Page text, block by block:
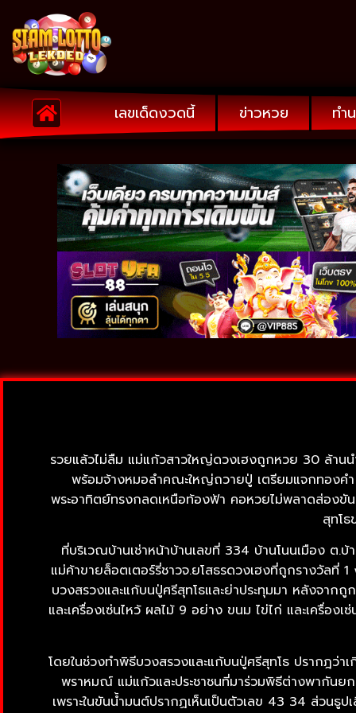
เลขเด็ดงวดนี้ ข่าวหวย ทำ
รวยแล้วไม่ลืม แม่แก้วสาวใหญ่ดวงเฮงถูกหวย 30 ล้าน
พร้อมจ้างหมอลำคณะใหญ่ถวายปู่ เตรียมแจกทองคำ
พระอาทิตย์ทรงกลดเหนือท้องฟ้า คอหวยไม่พลาดส่องขั
สุทโ
ที่บริเวณบ้านเช่าหน้าบ้านเลขที่ 334 บ้านโนนเมือง ต
แม่ค้าขายล็อตเตอร์รี่ชาวจ.ยโสธรดวงเฮงที่ถูกรางวัล
บวงสรวงและแก้บนปู่ศรีสุทโธและย่าประทุมมา หลังจา
และเครื่องเซ่นไหว้ ผลไม้ 9 อย่าง ขนม ไข่ไก่ และเครื่
โดยในช่วงทำพิธีบวงสรวงและแก้บนปู่ศรีสุทโธ ปรากฎว่
พราหมณ์ แม่แก้วและประชาชนที่มาร่วมพิธีต่างพากันยก
เพราะในขันน้ำมนต์ปรากฏเห็นเป็นตัวเลข 43 34 ส่วน